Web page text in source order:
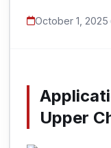
October 1, 2025
Upper